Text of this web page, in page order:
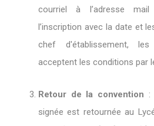
courriel à l’adresse
l’inscription avec la date et
chef d'établissement,
acceptent les conditions par
Retour de la convention :
signée est retournée au